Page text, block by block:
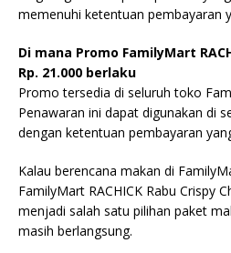
memenuhi ketentuan pembayaran
Di mana Promo FamilyMart
Rp. 21.000 berlaku
Promo tersedia di seluruh toko
Penawaran ini dapat digunakan di
dengan ketentuan pembayaran
Kalau berencana makan di
FamilyMart RACHICK Rabu Crispy
menjadi salah satu pilihan paket
masih berlangsung.